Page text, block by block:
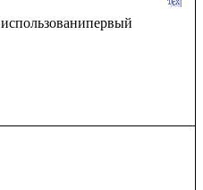
использованипервый